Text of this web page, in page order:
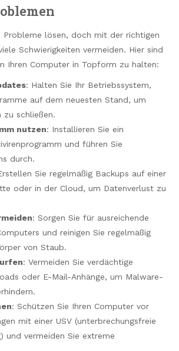
Probleme lösen, doch mit der richtigen
Schwierigkeiten vermeiden. Hier sind
Ihren Computer in Topform zu halten:
: Halten Sie Ihr Betriebssystem,
auf dem neuesten Stand, um
zu schließen.
nutzen: Installieren Sie ein
und führen Sie
durch.
Sie regelmäßig Backups auf einer
oder in der Cloud, um Datenverlust zu
: Sorgen Sie für ausreichende
und reinigen Sie regelmäßig
von Staub.
: Vermeiden Sie verdächtige
oder E-Mail-Anhänge, um Malware-
: Schützen Sie Ihren Computer vor
mit einer USV (unterbrechungsfreie
und vermeiden Sie extreme